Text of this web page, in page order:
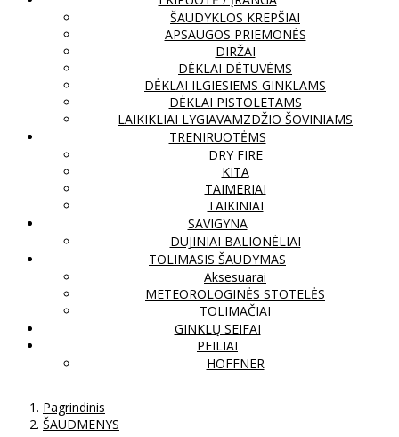
ŠAUDYKLOS KREPŠIAI
APSAUGOS PRIEMONĖS
DIRŽAI
DĖKLAI DĖTUVĖMS
DĖKLAI ILGIESIEMS GINKLAMS
DĖKLAI PISTOLETAMS
LAIKIKLIAI LYGIAVAMZDŽIO ŠOVINIAMS
TRENIRUOTĖMS
DRY FIRE
KITA
TAIMERIAI
TAIKINIAI
SAVIGYNA
DUJINIAI BALIONĖLIAI
TOLIMASIS ŠAUDYMAS
Aksesuarai
METEOROLOGINĖS STOTELĖS
TOLIMAČIAI
GINKLŲ SEIFAI
PEILIAI
HOFFNER
Pagrindinis
ŠAUDMENYS